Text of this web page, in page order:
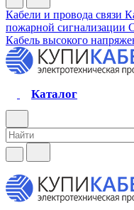
Кабели и провода связи
пожарной сигнализации
Кабель высокого
Каталог